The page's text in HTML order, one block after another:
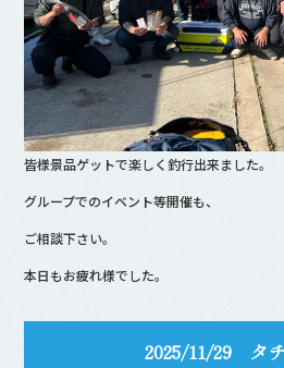
皆様景品ゲットで楽しく釣行出来ました。
グループでのイベント等開催も、
ご相談下さい。
本日もお疲れ様でした。
2025/11/29 タ